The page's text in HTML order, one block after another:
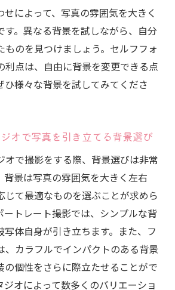
によって、写真の雰囲気を大きく
す。異なる背景を試しながら、自分
ものを見つけましょう。セルフフォ
利点は、自由に背景を変更できる点
ひ様々な背景を試してみてくださ
オで写真を引き立てる背景選び
オで撮影をする際、背景選びは非常
背景は写真の雰囲気を大きく左右
じて最適なものを選ぶことが求めら
ートレート撮影では、シンプルな背
写体自身が引き立ちます。また、フ
、カラフルでインパクトのある背景
の個性をさらに際立たせることがで
ジオによって数多くのバリエーショ